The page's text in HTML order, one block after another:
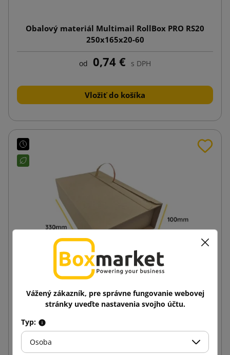
Obalový materiál Multimail RollBox PRO RS20
250x165x20-60
od 0,74 € s DPH
Vložiť do košíka
Obal na zavinovanie Multimail RollBox Eco L
0,69 €
Vážený zákazník, pre správne fungovanie webovej
stránky uveďte nastavenia svojho účtu.
Typ:
Osoba